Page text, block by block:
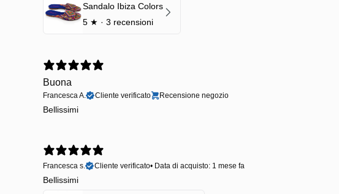
Sandalo Ibiza Colors
5 ★ · 3 recensioni
Buona
Francesca A. Cliente verificato Recensione negozio
Bellissimi
Francesca s.
Cliente verificato• Data di acquisto: 1 mese fa
Bellissimi